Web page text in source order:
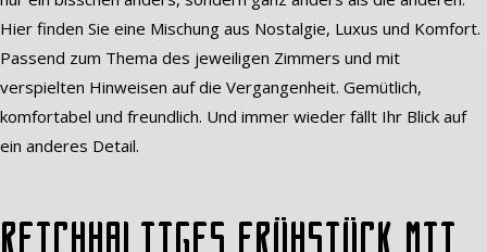
Hier finden Sie eine Mischung aus Nostalgie, Luxus und Komfort.
Passend zum Thema des jeweiligen Zimmers und mit
verspielten Hinweisen auf die Vergangenheit. Gemütlich,
komfortabel und freundlich. Und immer wieder fällt Ihr Blick auf
ein anderes Detail.